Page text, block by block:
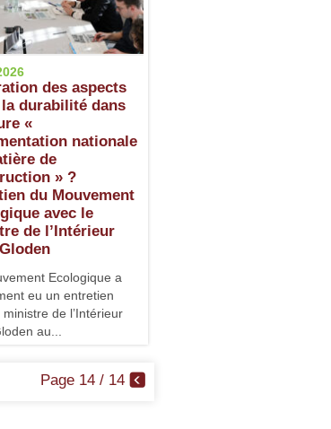
des aspects
durabilité dans
«
nationale
de
» ?
du Mouvement
avec le
de l’Intérieur
Ecologique a
eu un entretien
de l’Intérieur
au...
Page 14 / 14